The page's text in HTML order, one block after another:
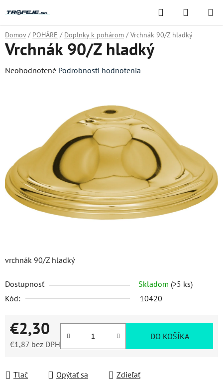
na
obsah
Hľadať
KOŠÍK
Domov / POHÁRE / Doplnky k pohárom / Vrchnák 90/Z hladký
vrchnák 90/Z hladký
Dostupnosť Skladom (>5 ks)
Kód:
10420
€2,30
€1,87 bez DPH
DO KOŠÍKA
Tlač Opýtať sa Zdieľať
Vrchnák 90/Z hladký
Priemerné
hviezdičiek.
Neohodnotené Podrobnosti hodnotenia